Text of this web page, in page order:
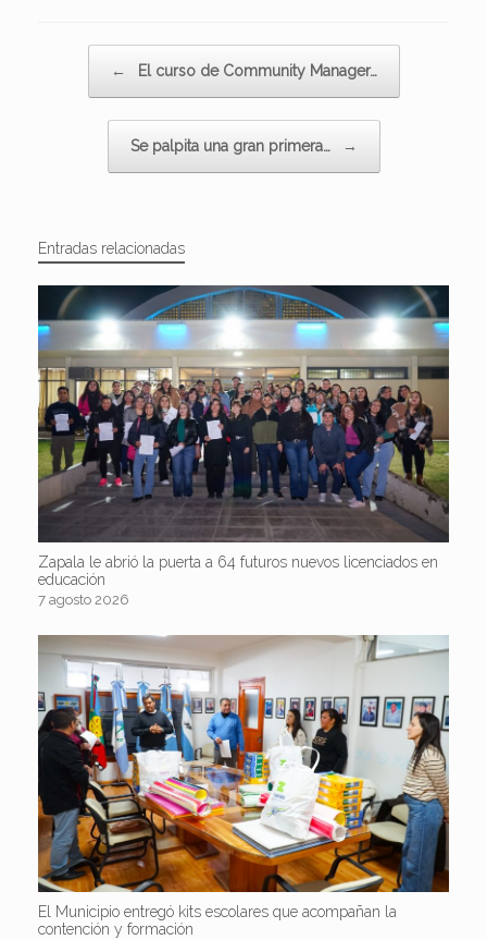
← El curso de Community Manager…
Se palpita una gran primera… →
Entradas relacionadas
Zapala le abrió la puerta a 64 futuros nuevos licenciados en
educación
7 agosto 2026
El Municipio entregó kits escolares que acompañan la
contención y formación